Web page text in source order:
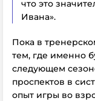
что это
Ивана».
Пока в
тем, где именно
следующем
проспектов в
опыт игры во